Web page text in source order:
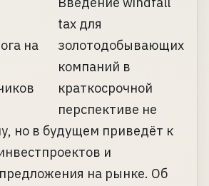
tax для
золотодобывающих
компаний в
краткосрочной
перспективе не
но в будущем приведёт к
и
на рынке. Об